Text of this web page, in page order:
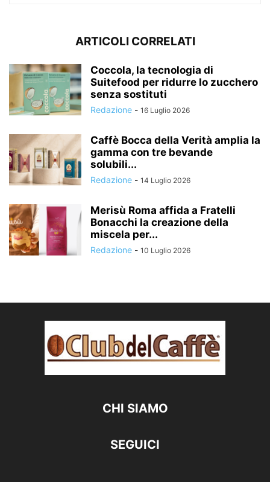
ARTICOLI CORRELATI
Coccola, la tecnologia di
Suitefood per ridurre lo zucchero
senza sostituti
Redazione - 16 Luglio 2026
Caffè Bocca della Verità amplia la
gamma con tre bevande
solubili...
Redazione - 14 Luglio 2026
Merisù Roma affida a Fratelli
Bonacchi la creazione della
miscela per...
Redazione - 10 Luglio 2026
CHI SIAMO
SEGUICI